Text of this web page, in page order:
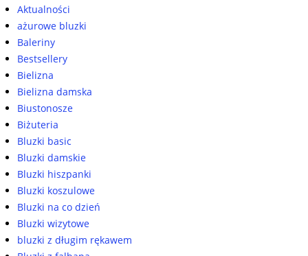
Aktualności
ażurowe bluzki
Baleriny
Bestsellery
Bielizna
Bielizna damska
Biustonosze
Biżuteria
Bluzki basic
Bluzki damskie
Bluzki hiszpanki
Bluzki koszulowe
Bluzki na co dzień
Bluzki wizytowe
bluzki z długim rękawem